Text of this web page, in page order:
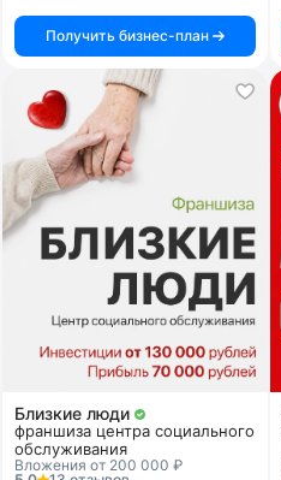
Получить бизнес-план
Близкие люди
франшиза центра социального
обслуживания
Вложения от 200 000 ₽